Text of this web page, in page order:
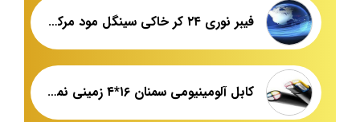
فیبر نوری ۲۴ کر خاکی سینگل مود مرکز پخش
کابل آلومینیومی سمنان ۱۶*۴ زمینی نمایندگی لاله زار